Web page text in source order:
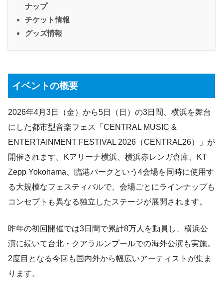
ナップ
チケット情報
グッズ情報
イベントの概要
2026年4月3日（金）から5日（日）の3日間、横浜を舞台
にした都市型音楽フェス「CENTRAL MUSIC &
ENTERTAINMENT FESTIVAL 2026（CENTRAL26）」が
開催されます。Kアリーナ横浜、横浜赤レンガ倉庫、KT
Zepp Yokohama、臨港パークという4会場を同時に使用す
る大規模なフェスティバルで、会場ごとにラインナップも
コンセプトも異なる独立したステージが展開されます。
昨年の初回開催では3日間で累計8万人を動員し、横浜公
演に続いて台北・クアラルンプールでの海外公演も実施。
2度目となる今回も国内外から幅広いアーティストが集ま
ります。